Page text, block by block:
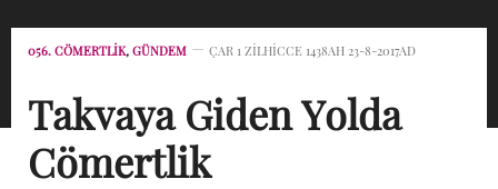
056. CÖMERTLIK, GÜNDEM ÇAR 1 ZILHICCE 1438AH 23-8-2017AD
Takvaya Giden Yolda
Cömertlik